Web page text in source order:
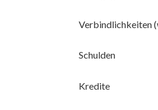
Verbindlichkeiten
Schulden
Kredite